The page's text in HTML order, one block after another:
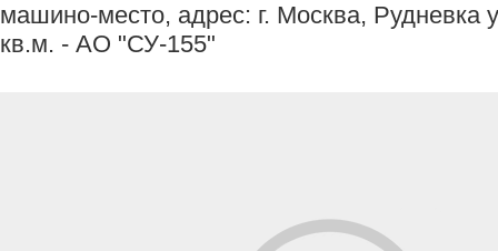
машино-место, адрес: г. Москва,
кв.м. - АО "СУ-155"